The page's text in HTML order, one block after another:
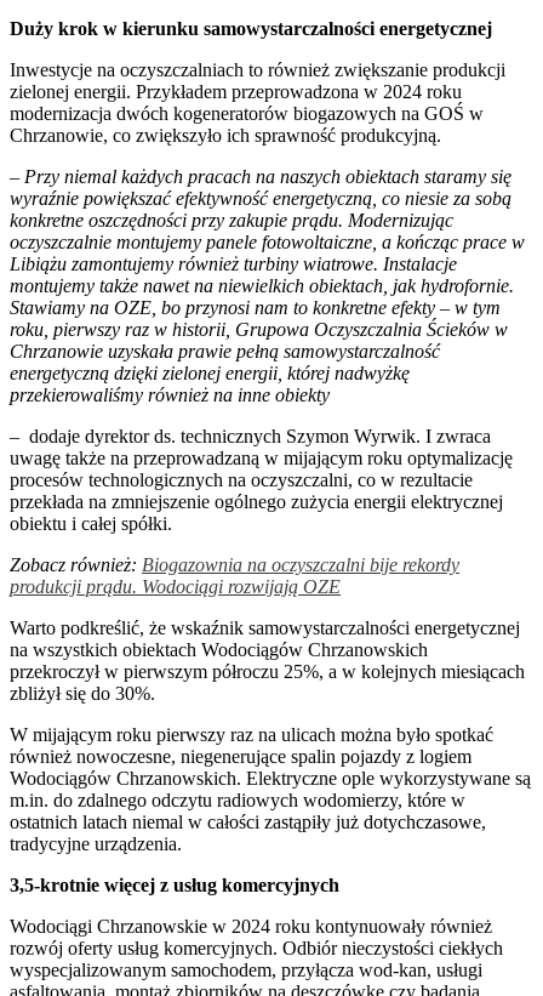
Duży krok w kierunku samowystarczalności energetycznej
Inwestycje na oczyszczalniach to również zwiększanie produkcji
zielonej energii. Przykładem przeprowadzona w 2024 roku
modernizacja dwóch kogeneratorów biogazowych na GOŚ w
Chrzanowie, co zwiększyło ich sprawność produkcyjną.
– Przy niemal każdych pracach na naszych obiektach staramy się
wyraźnie powiększać efektywność energetyczną, co niesie za sobą
konkretne oszczędności przy zakupie prądu. Modernizując
oczyszczalnie montujemy panele fotowoltaiczne, a kończąc prace w
Libiążu zamontujemy również turbiny wiatrowe. Instalacje
montujemy także nawet na niewielkich obiektach, jak hydrofornie.
Stawiamy na OZE, bo przynosi nam to konkretne efekty – w tym
roku, pierwszy raz w historii, Grupowa Oczyszczalnia Ścieków w
Chrzanowie uzyskała prawie pełną samowystarczalność
energetyczną dzięki zielonej energii, której nadwyżkę
przekierowaliśmy również na inne obiekty
– dodaje dyrektor ds. technicznych Szymon Wyrwik. I zwraca
uwagę także na przeprowadzaną w mijającym roku optymalizację
procesów technologicznych na oczyszczalni, co w rezultacie
przekłada na zmniejszenie ogólnego zużycia energii elektrycznej
obiektu i całej spółki.
Zobacz również: Biogazownia na oczyszczalni bije rekordy
produkcji prądu. Wodociągi rozwijają OZE
Warto podkreślić, że wskaźnik samowystarczalności energetycznej
na wszystkich obiektach Wodociągów Chrzanowskich
przekroczył w pierwszym półroczu 25%, a w kolejnych miesiącach
zbliżył się do 30%.
W mijającym roku pierwszy raz na ulicach można było spotkać
również nowoczesne, niegenerujące spalin pojazdy z logiem
Wodociągów Chrzanowskich. Elektryczne ople wykorzystywane są
m.in. do zdalnego odczytu radiowych wodomierzy, które w
ostatnich latach niemal w całości zastąpiły już dotychczasowe,
tradycyjne urządzenia.
3,5-krotnie więcej z usług komercyjnych
Wodociągi Chrzanowskie w 2024 roku kontynuowały również
rozwój oferty usług komercyjnych. Odbiór nieczystości ciekłych
wyspecjalizowanym samochodem, przyłącza wod-kan, usługi